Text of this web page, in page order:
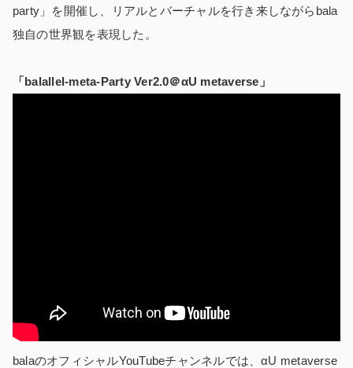
party」を開催し、リアルとバーチャルを行き来しながらbala
独自の世界観を表現した。
「balallel-meta-Party Ver2.0＠αU metaverse」
balaのオフィシャルYouTubeチャンネルでは、αU metaverse